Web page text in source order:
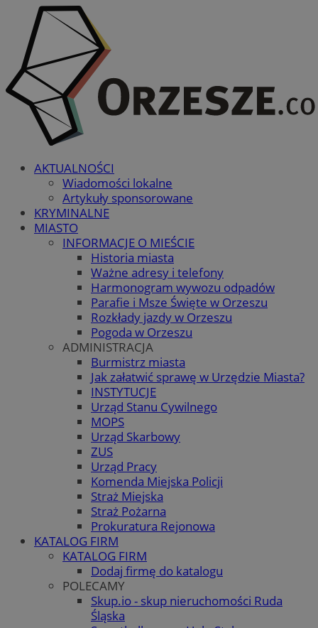
AKTUALNOŚCI
Wiadomości lokalne
Artykuły sponsorowane
KRYMINALNE
MIASTO
INFORMACJE O MIEŚCIE
Historia miasta
Ważne adresy i telefony
Harmonogram wywozu odpadów
Parafie i Msze Święte w Orzeszu
Rozkłady jazdy w Orzeszu
Pogoda w Orzeszu
ADMINISTRACJA
Burmistrz miasta
Jak załatwić sprawę w Urzędzie Miasta?
INSTYTUCJE
Urząd Stanu Cywilnego
MOPS
Urząd Skarbowy
ZUS
Urząd Pracy
Komenda Miejska Policji
Straż Miejska
Straż Pożarna
Prokuratura Rejonowa
KATALOG FIRM
KATALOG FIRM
Dodaj firmę do katalogu
POLECAMY
Skup.io - skup nieruchomości Ruda
Śląska